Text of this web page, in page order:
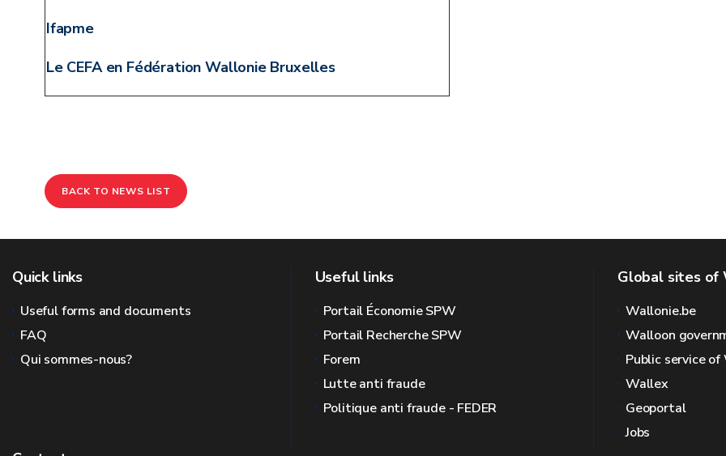
Ifapme
Le CEFA en Fédération Wallonie Bruxelles
BACK TO NEWS LIST
Quick links
Useful forms and documents
FAQ
Qui sommes-nous?
Useful links
Portail Économie SPW
Portail Recherche SPW
Forem
Lutte anti fraude
Politique anti fraude - FEDER
Global sites of
Wallonie.be
Walloon
Public service
Wallex
Geoportal
Jobs